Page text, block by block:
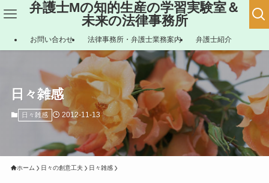
弁護士Mの知的生産の学習実験室＆
未来の法律事務所
お問い合わせ 法律事務所・弁護士業務案内 弁護士紹介
日々雑感
日々雑感 2012-11-13
ホーム 日々の創意工夫 日々雑感